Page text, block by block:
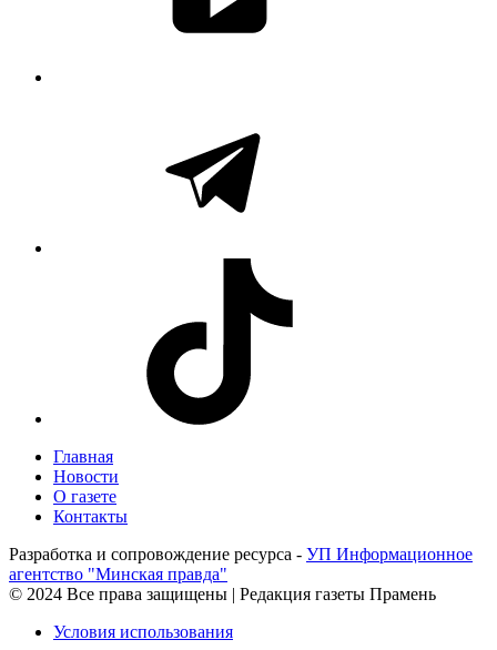
Главная
Новости
О газете
Контакты
Разработка и сопровождение ресурса - УП Информационное
агентство "Минская правда"
© 2024 Все права защищены | Редакция газеты Прамень
Условия использования